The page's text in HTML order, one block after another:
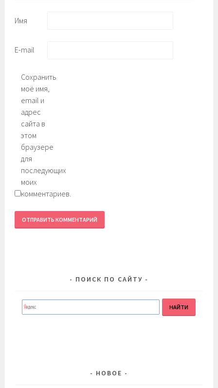
Имя
E-mail
Сохранить
моё имя,
email и
адрес
сайта в
этом
браузере
для
последующих
моих
комментариев.
ПОИСК ПО САЙТУ
НОВОЕ